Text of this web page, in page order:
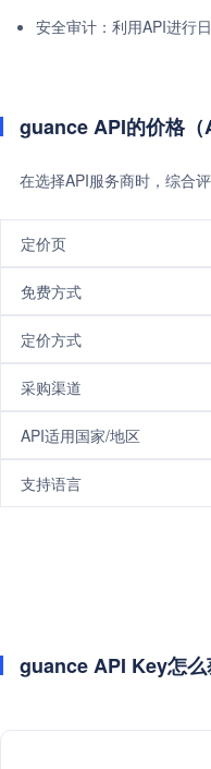
安全审计：利用API进行
guance API的价格（
在选择API服务商时，综合
定价页
免费方式
定价方式
采购渠道
API适用国家/地区
支持语言
guance API Key怎么